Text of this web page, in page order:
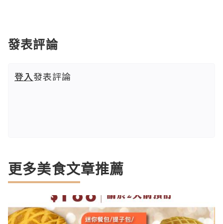
發表評論
登入發表評論
更多美食文章推薦